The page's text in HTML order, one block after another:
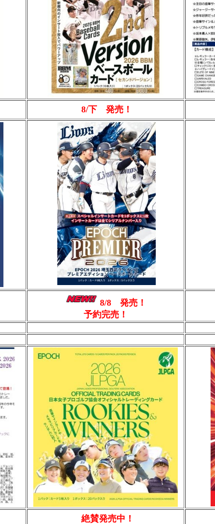
8/下 発売！
8/8 発売！
予約完売！
絶賛発売中！